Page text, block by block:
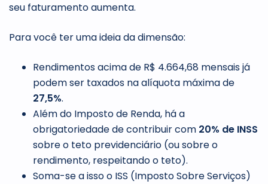
seu faturamento aumenta.
Para você ter uma ideia da dimensão:
Rendimentos acima de R$ 4.664,68 mensais já
podem ser taxados na alíquota máxima de
27,5%.
Além do Imposto de Renda, há a
obrigatoriedade de contribuir com 20% de INSS
sobre o teto previdenciário (ou sobre o
rendimento, respeitando o teto).
Soma-se a isso o ISS (Imposto Sobre Serviços)